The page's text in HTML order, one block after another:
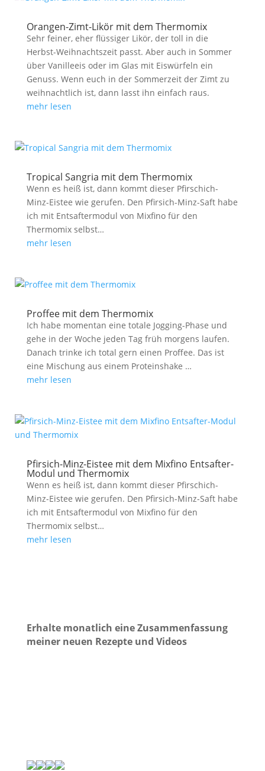
Orangen-Zimt-Likör mit dem Thermomix
Sehr feiner, eher flüssiger Likör, der toll in die
Herbst-Weihnachtszeit passt. Aber auch in Sommer
über Vanilleeis oder im Glas mit Eiswürfeln ein
Genuss. Wenn euch in der Sommerzeit der Zimt zu
weihnachtlich ist, dann lasst ihn einfach raus.
mehr lesen
Tropical Sangria mit dem Thermomix
Wenn es heiß ist, dann kommt dieser Pfirschich-
Minz-Eistee wie gerufen. Den Pfirsich-Minz-Saft habe
ich mit Entsaftermodul von Mixfino für den
Thermomix selbst…
mehr lesen
Proffee mit dem Thermomix
Ich habe momentan eine totale Jogging-Phase und
gehe in der Woche jeden Tag früh morgens laufen.
Danach trinke ich total gern einen Proffee. Das ist
eine Mischung aus einem Proteinshake …
mehr lesen
Pfirsich-Minz-Eistee mit dem Mixfino Entsafter-
Modul und Thermomix
Wenn es heiß ist, dann kommt dieser Pfirschich-
Minz-Eistee wie gerufen. Den Pfirsich-Minz-Saft habe
ich mit Entsaftermodul von Mixfino für den
Thermomix selbst…
mehr lesen
Erhalte monatlich eine Zusammenfassung
meiner neuen Rezepte und Videos